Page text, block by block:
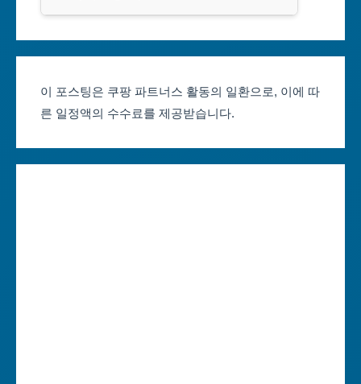
대전광역시
클룩
대구축제 일정
인천축제 일정
이 포스팅은 쿠팡 파트너스 활동의 일환으로, 이에 따
른 일정액의 수수료를 제공받습니다.